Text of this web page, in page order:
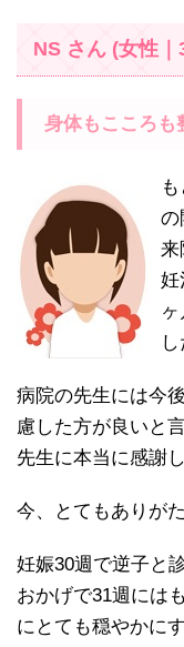
NS さん (女性｜
身体もこころも
の
来
妊
し
病院の先生には今
慮した方が良いと
先生に本当に感謝
今、とてもありが
妊娠30週で逆子と
おかげで31週には
にとても穏やかに